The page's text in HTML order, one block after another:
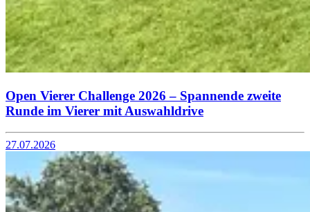
Open Vierer Challenge 2026 – Spannende zweite
Runde im Vierer mit Auswahldrive
27.07.2026